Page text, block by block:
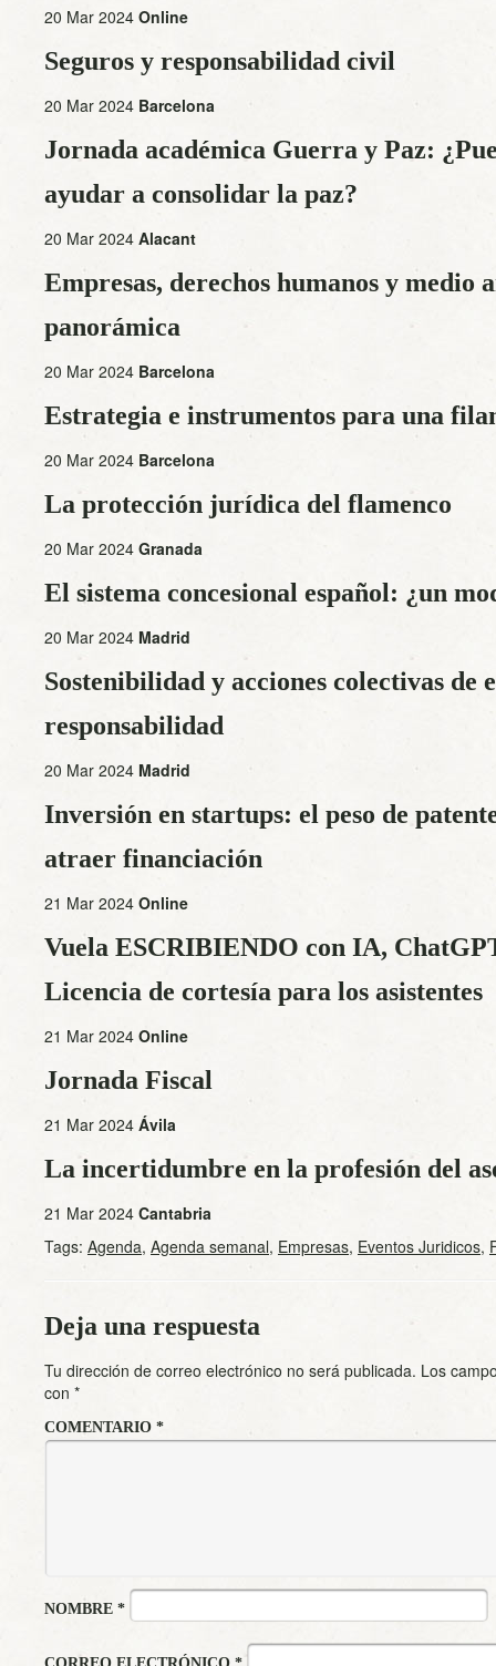
20 Mar 2024 Online
Seguros y responsabilidad civil
20 Mar 2024 Barcelona
Jornada académica Guerra y Paz:
ayudar a consolidar la paz?
20 Mar 2024 Alacant
Empresas, derechos humanos y medio
panorámica
20 Mar 2024 Barcelona
Estrategia e instrumentos para una
20 Mar 2024 Barcelona
La protección jurídica del flamenco
20 Mar 2024 Granada
El sistema concesional español: ¿un
20 Mar 2024 Madrid
Sostenibilidad y acciones colectivas de
responsabilidad
20 Mar 2024 Madrid
Inversión en startups: el peso de
atraer financiación
21 Mar 2024 Online
Vuela ESCRIBIENDO con IA,
Licencia de cortesía para los asistentes
21 Mar 2024 Online
Jornada Fiscal
21 Mar 2024 Ávila
La incertidumbre en la profesión del
21 Mar 2024 Cantabria
Tags: Agenda, Agenda semanal, Empresas, Eventos Juridicos,
Deja una respuesta
Tu dirección de correo electrónico no será publicada. Los
con *
COMENTARIO *
NOMBRE *